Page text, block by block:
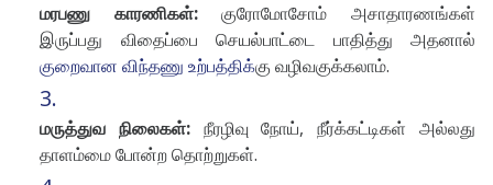
மரபணு காரணிகள்:குரோமோசோம் அசாதாரணங்கள்
இருப்பது விதைப்பை செயல்பாட்டை பாதித்து அதனால்
குறைவான விந்தணு உற்பத்திக்கு வழிவகுக்கலாம்.
மருத்துவ நிலைகள்: நீரழிவு நோய், நீர்க்கட்டிகள் அல்லது
தாளம்மை போன்ற தொற்றுகள்.